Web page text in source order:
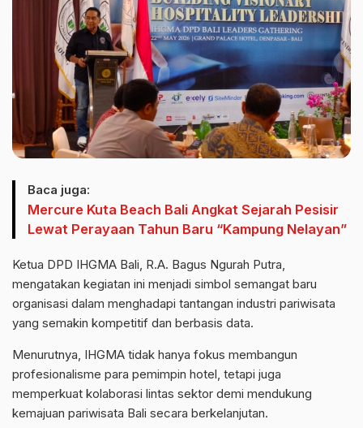
Baca juga:
Mercure Kuta Beach Bali Angkat Sejarah Pesisir
Lewat Perayaan Tahun Baru “Kampung Nelayan”
Ketua DPD IHGMA Bali, R.A. Bagus Ngurah Putra,
mengatakan kegiatan ini menjadi simbol semangat baru
organisasi dalam menghadapi tantangan industri pariwisata
yang semakin kompetitif dan berbasis data.
Menurutnya, IHGMA tidak hanya fokus membangun
profesionalisme para pemimpin hotel, tetapi juga
memperkuat kolaborasi lintas sektor demi mendukung
kemajuan pariwisata Bali secara berkelanjutan.